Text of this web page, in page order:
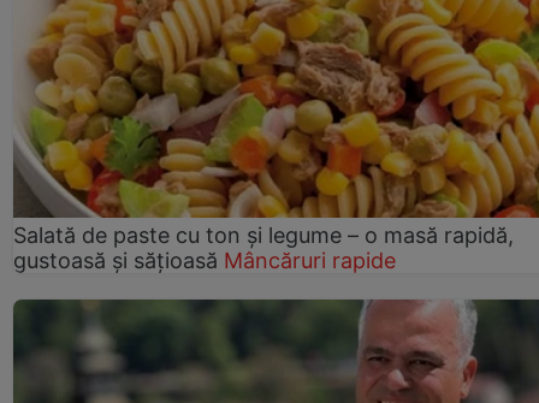
Salată de paste cu ton și legume – o masă rapidă,
gustoasă și sățioasă Mâncăruri rapide